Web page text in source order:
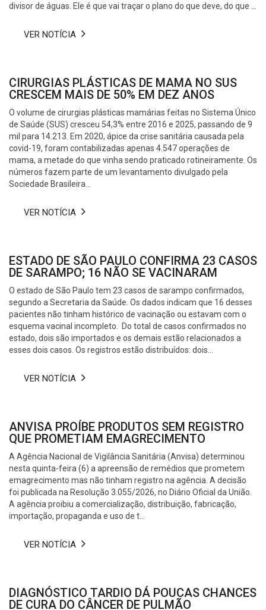
divisor de águas. Ele é que vai traçar o plano do que deve, do que ...
VER NOTÍCIA
CIRURGIAS PLÁSTICAS DE MAMA NO SUS
CRESCEM MAIS DE 50% EM DEZ ANOS
O volume de cirurgias plásticas mamárias feitas no Sistema Único
de Saúde (SUS) cresceu 54,3% entre 2016 e 2025, passando de 9
mil para 14.213. Em 2020, ápice da crise sanitária causada pela
covid-19, foram contabilizadas apenas 4.547 operações de
mama, a metade do que vinha sendo praticado rotineiramente. Os
números fazem parte de um levantamento divulgado pela
Sociedade Brasileira...
VER NOTÍCIA
ESTADO DE SÃO PAULO CONFIRMA 23 CASOS
DE SARAMPO; 16 NÃO SE VACINARAM
O estado de São Paulo tem 23 casos de sarampo confirmados,
segundo a Secretaria da Saúde. Os dados indicam que 16 desses
pacientes não tinham histórico de vacinação ou estavam com o
esquema vacinal incompleto. Do total de casos confirmados no
estado, dois são importados e os demais estão relacionados a
esses dois casos. Os registros estão distribuídos: dois...
VER NOTÍCIA
ANVISA PROÍBE PRODUTOS SEM REGISTRO
QUE PROMETIAM EMAGRECIMENTO
A Agência Nacional de Vigilância Sanitária (Anvisa) determinou
nesta quinta-feira (6) a apreensão de remédios que prometem
emagrecimento mas não tinham registro na agência. A decisão
foi publicada na Resolução 3.055/2026, no Diário Oficial da União.
A agência proibiu a comercialização, distribuição, fabricação,
importação, propaganda e uso de t...
VER NOTÍCIA
DIAGNÓSTICO TARDIO DÁ POUCAS CHANCES
DE CURA DO CÂNCER DE PULMÃO